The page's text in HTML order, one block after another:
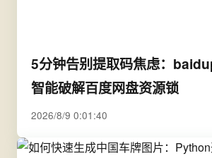
5分钟告别提取码焦虑：
智能破解百度网盘资源锁
2026/8/9 0:01:40